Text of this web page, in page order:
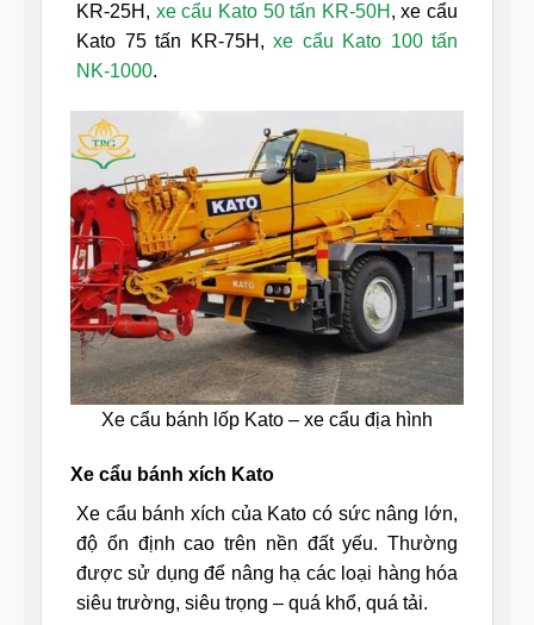
KR-25H, xe cẩu Kato 50 tấn KR-50H , xe cẩu
Kato 75 tấn KR-75H, xe cẩu Kato 100 tấn
NK-1000.
Xe cẩu bánh lốp Kato – xe cẩu địa hình
Xe cẩu bánh xích Kato
Xe cẩu bánh xích của Kato có sức nâng lớn,
độ ổn định cao trên nền đất yếu. Thường
được sử dụng để nâng hạ các loại hàng hóa
siêu trường, siêu trọng – quá khổ, quá tải.